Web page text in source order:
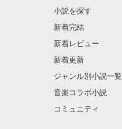
小説を探す
新着完結
新着レビュー
新着更新
ジャンル別小説一覧
音楽コラボ小説
コミュニティ